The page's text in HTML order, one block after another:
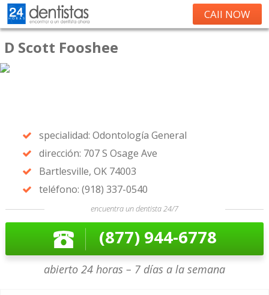
CAll NOW
D Scott Fooshee
specialidad: Odontología General
dirección: 707 S Osage Ave
Bartlesville, OK 74003
teléfono: (918) 337-0540
encuentra un dentista 24/7
(877) 944-6778
abierto 24 horas – 7 días a la semana